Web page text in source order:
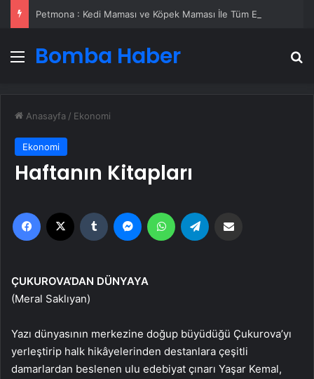
Menü
Bomba Haber
Anasayfa / Ekonomi
Ekonomi
Haftanın Kitapları
Facebook Tumblr MessengerWhatsApp
ÇUKUROVA’DAN DÜNYAYA
(Meral Saklıyan)
Yazı dünyasının merkezine doğup büyüdüğü Çukurova’yı
yerleştirip halk hikâyelerinden destanlara çeşitli
damarlardan beslenen ulu edebiyat çınarı Yaşar Kemal,